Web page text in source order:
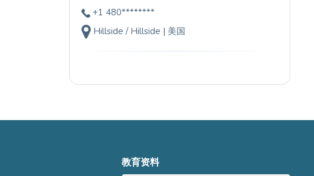
+1 480********
Hillside / Hillside | 美国
教育资料